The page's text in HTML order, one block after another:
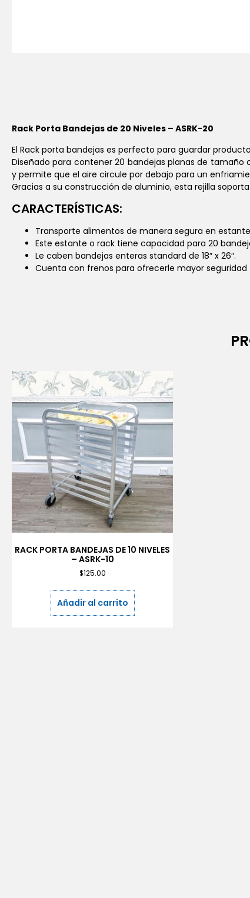
Rack Porta Bandejas de 20 Niveles – ASRK-20
El Rack porta bandejas es perfecto para guardar
Diseñado para contener 20 bandejas planas de
y permite que el aire circule por debajo para un
Gracias a su construcción de aluminio, esta rejilla
CARACTERÍSTICAS:
Transporte alimentos de manera segura en
Este estante o rack tiene capacidad para 20
Le caben bandejas enteras standard de 18″ x 26″.
Cuenta con frenos para ofrecerle mayor seguridad
RACK PORTA BANDEJAS DE 10 NIVELES
– ASRK-10
$125.00
Añadir al carrito